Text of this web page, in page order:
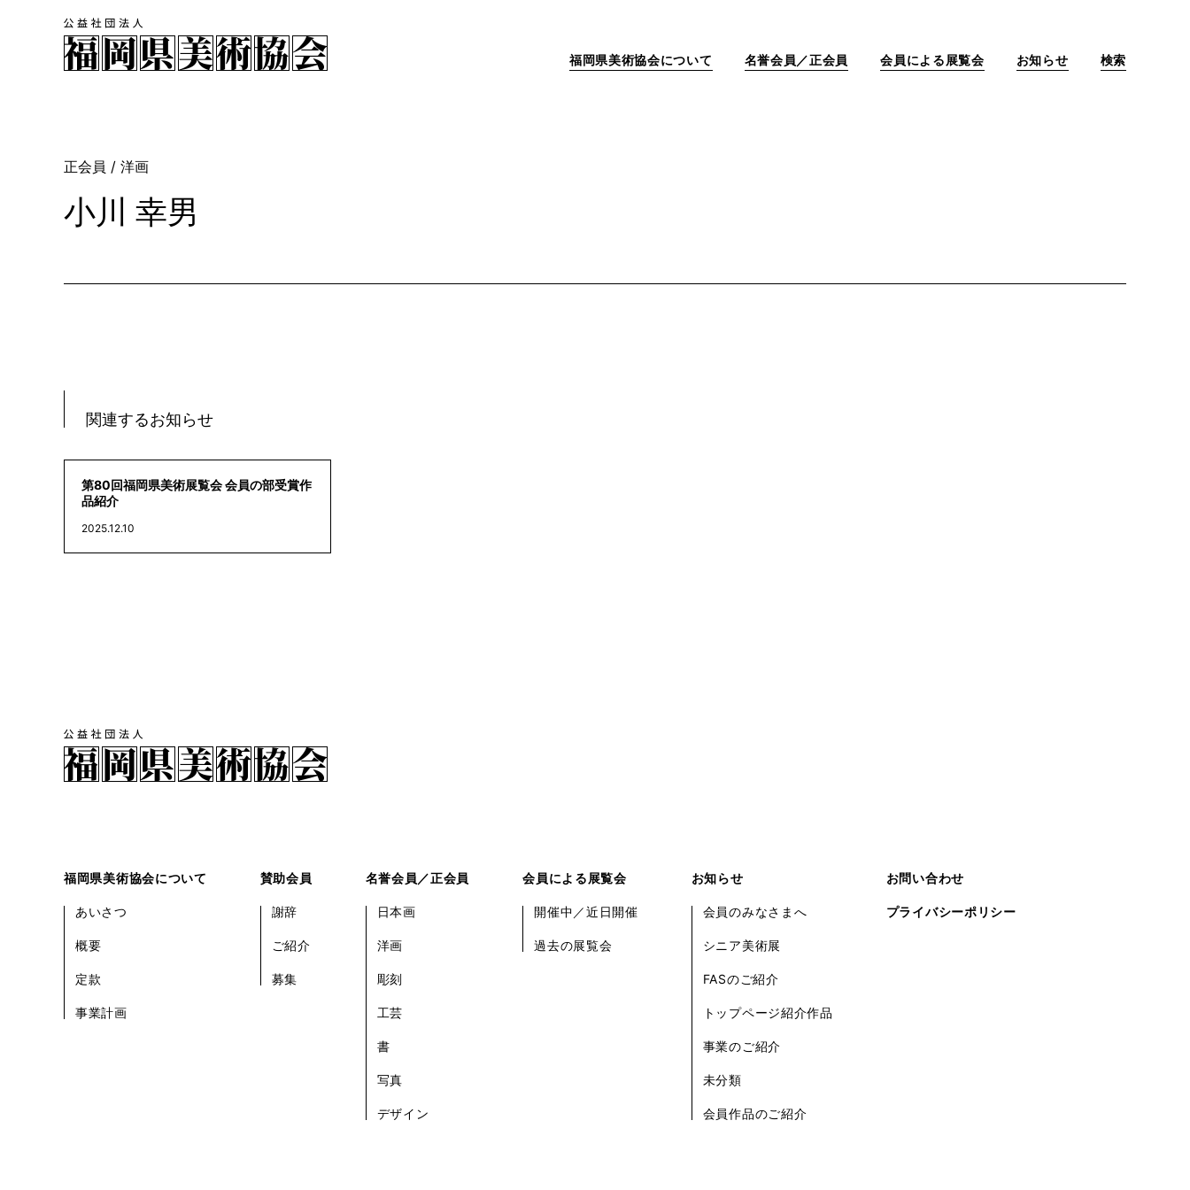
福岡県美術協会について 名誉会員／正会員 会員による展覧会 お知らせ 検索
正会員 / 洋画
小川 幸男
関連するお知らせ
第80回福岡県美術展覧会 会員の部受賞作
品紹介
2025.12.10
福岡県美術協会について
あいさつ
概要
定款
事業計画
賛助会員
謝辞
ご紹介
募集
名誉会員／正会員
日本画
洋画
彫刻
工芸
書
写真
デザイン
会員による展覧会
開催中／近日開催
過去の展覧会
お知らせ
会員のみなさまへ
シニア美術展
FASのご紹介
トップページ紹介作品
事業のご紹介
未分類
会員作品のご紹介
お問い合わせ
プライバシーポリシー